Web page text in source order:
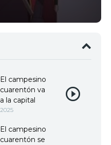
El campesino
cuarentón va
a la capital
2025
El campesino
cuarentón se